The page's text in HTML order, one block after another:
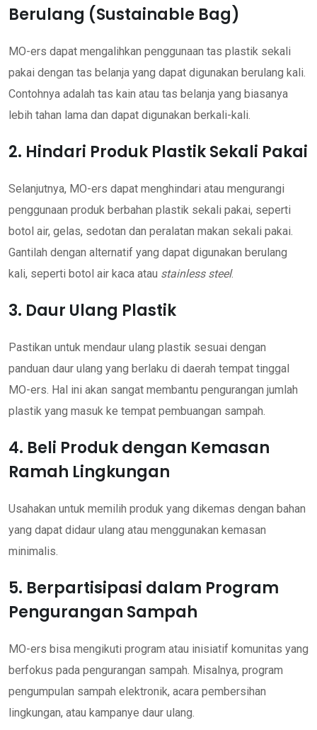
Berulang (Sustainable Bag)
MO-ers dapat mengalihkan penggunaan tas plastik sekali
pakai dengan tas belanja yang dapat digunakan berulang kali.
Contohnya adalah tas kain atau tas belanja yang biasanya
lebih tahan lama dan dapat digunakan berkali-kali.
2. Hindari Produk Plastik Sekali Pakai
Selanjutnya, MO-ers dapat menghindari atau mengurangi
penggunaan produk berbahan plastik sekali pakai, seperti
botol air, gelas, sedotan dan peralatan makan sekali pakai.
Gantilah dengan alternatif yang dapat digunakan berulang
kali, seperti botol air kaca atau stainless steel.
3. Daur Ulang Plastik
Pastikan untuk mendaur ulang plastik sesuai dengan
panduan daur ulang yang berlaku di daerah tempat tinggal
MO-ers. Hal ini akan sangat membantu pengurangan jumlah
plastik yang masuk ke tempat pembuangan sampah.
4. Beli Produk dengan Kemasan
Ramah Lingkungan
Usahakan untuk memilih produk yang dikemas dengan bahan
yang dapat didaur ulang atau menggunakan kemasan
minimalis.
5. Berpartisipasi dalam Program
Pengurangan Sampah
MO-ers bisa mengikuti program atau inisiatif komunitas yang
berfokus pada pengurangan sampah. Misalnya, program
pengumpulan sampah elektronik, acara pembersihan
lingkungan, atau kampanye daur ulang.